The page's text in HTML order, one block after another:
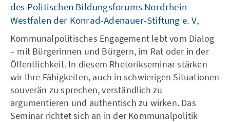
des Politischen Bildungsforums Nordrhein-
Westfalen der Konrad-Adenauer-Stiftung e. V,
Kommunalpolitisches Engagement lebt vom Dialog
– mit Bürgerinnen und Bürgern, im Rat oder in der
Öffentlichkeit. In diesem Rhetorikseminar stärken
wir Ihre Fähigkeiten, auch in schwierigen Situationen
souverän zu sprechen, verständlich zu
argumentieren und authentisch zu wirken. Das
Seminar richtet sich an in der Kommunalpolitik